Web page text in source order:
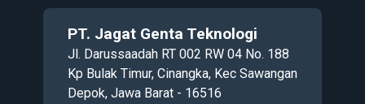
PT. Jagat Genta Teknologi
Jl. Darussaadah RT 002 RW 04 No. 188
Kp Bulak Timur, Cinangka, Kec Sawangan
Depok, Jawa Barat - 16516